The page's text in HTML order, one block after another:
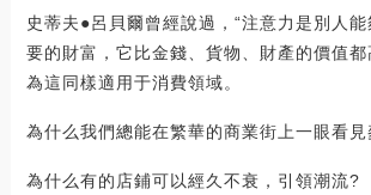
史蒂夫●呂貝爾曾經說過，“注意力是別人
要的財富，它比金錢、貨物、財產的價值都
為這同樣適用于消費領域。
為什么我們總能在繁華的商業街上一眼看
為什么有的店鋪可以經久不衰，引領潮流?